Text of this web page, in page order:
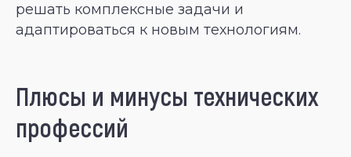
решать комплексные задачи и
адаптироваться к новым технологиям.
Плюсы и минусы технических
профессий